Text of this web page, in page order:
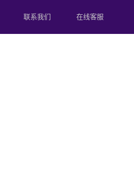
联系我们 在线客服